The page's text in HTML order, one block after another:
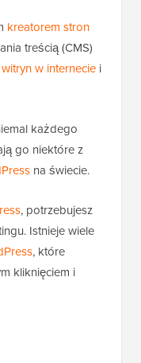
kreatorem stron
treścią (CMS)
w internecie i
każdego
go niektóre z
na świecie.
, potrzebujesz
Istnieje wiele
, które
kliknięciem i